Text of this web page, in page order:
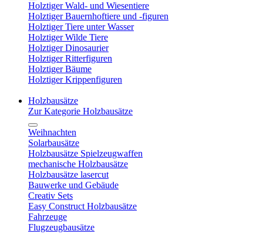
Holztiger Wald- und Wiesentiere
Holztiger Bauernhoftiere und -figuren
Holztiger Tiere unter Wasser
Holztiger Wilde Tiere
Holztiger Dinosaurier
Holztiger Ritterfiguren
Holztiger Bäume
Holztiger Krippenfiguren
Holzbausätze
Zur Kategorie Holzbausätze
Weihnachten
Solarbausätze
Holzbausätze Spielzeugwaffen
mechanische Holzbausätze
Holzbausätze lasercut
Bauwerke und Gebäude
Creativ Sets
Easy Construct Holzbausätze
Fahrzeuge
Flugzeugbausätze